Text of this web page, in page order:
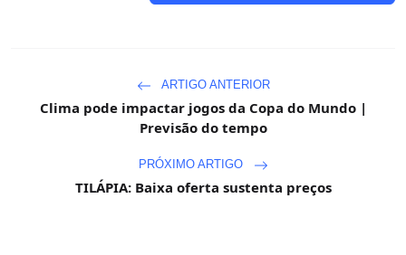
ARTIGO ANTERIOR
Clima pode impactar jogos da Copa do Mundo |
Previsão do tempo
PRÓXIMO ARTIGO
TILÁPIA: Baixa oferta sustenta preços